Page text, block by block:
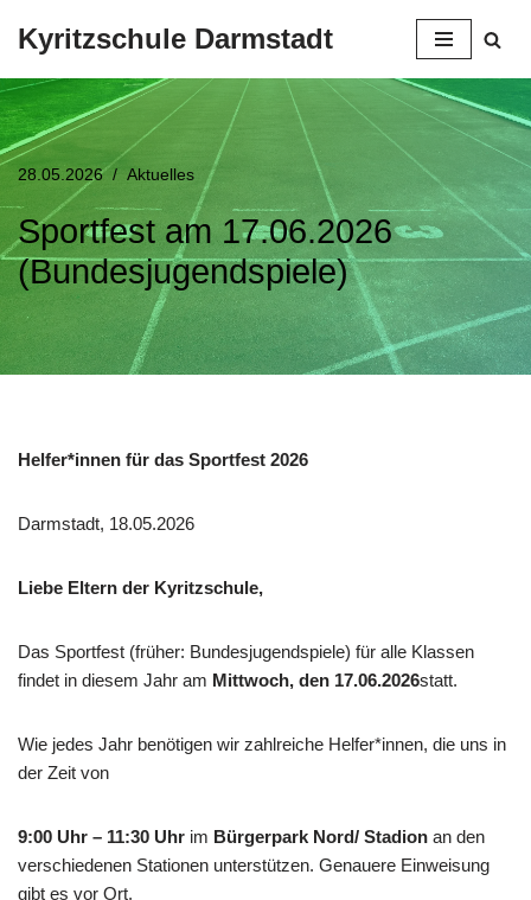
Inhalt
springen
Kyritzschule Darmstadt
28.05.2026 Aktuelles
Sportfest am 17.06.2026
(Bundesjugendspiele)
Helfer*innen für das Sportfest 2026
Darmstadt, 18.05.2026
Liebe Eltern der Kyritzschule,
Das Sportfest (früher: Bundesjugendspiele) für alle Klassen
findet in diesem Jahr am Mittwoch, den 17.06.2026statt.
Wie jedes Jahr benötigen wir zahlreiche Helfer*innen, die uns in
der Zeit von
9:00 Uhr – 11:30 Uhr im Bürgerpark Nord/ Stadion an den
verschiedenen Stationen unterstützen. Genauere Einweisung
gibt es vor Ort.